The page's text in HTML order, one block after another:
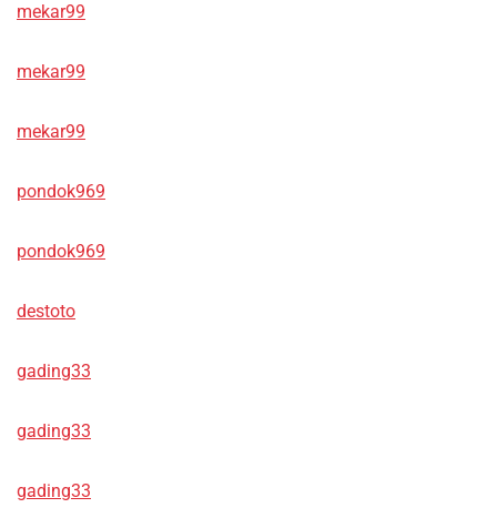
mekar99
mekar99
mekar99
pondok969
pondok969
destoto
gading33
gading33
gading33